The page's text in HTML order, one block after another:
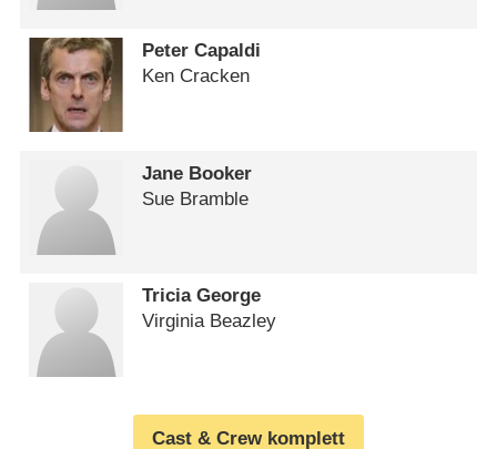
Peter Capaldi
Ken Cracken
Jane Booker
Sue Bramble
Tricia George
Virginia Beazley
Cast & Crew komplett